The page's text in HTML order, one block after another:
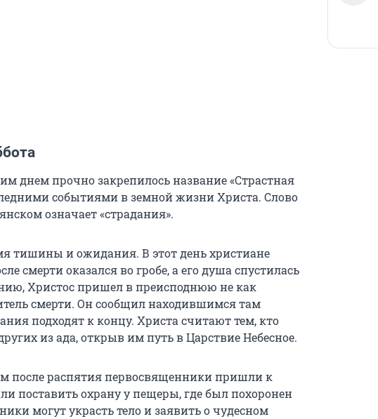
днем прочно закрепилось название «Страстная
событиями в земной жизни Христа. Слово
означает «страдания».
тишины и ожидания. В этот день христиане
смерти оказался во гробе, а его душа спустилась
Христос пришел в преисподнюю не как
смерти. Он сообщил находившимся там
подходят к концу. Христа считают тем, кто
из ада, открыв им путь в Царствие Небесное.
после распятия первосвященники пришли к
поставить охрану у пещеры, где был похоронен
могут украсть тело и заявить о чудесном